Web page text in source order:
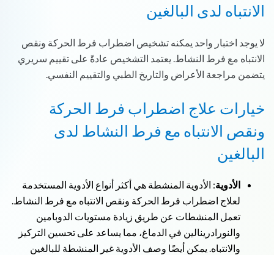
الانتباه لدى البالغين
لا يوجد اختبار واحد يمكنه تشخيص اضطراب فرط الحركة ونقص
الانتباه مع فرط النشاط. يعتمد التشخيص عادةً على تقييم سريري
يتضمن مراجعة الأعراض والتاريخ الطبي والتقييم النفسي.
خيارات علاج اضطراب فرط الحركة
ونقص الانتباه مع فرط النشاط لدى
البالغين
الأدوية: الأدوية المنشطة هي أكثر أنواع الأدوية المستخدمة
لعلاج اضطراب فرط الحركة ونقص الانتباه مع فرط النشاط.
تعمل المنشطات عن طريق زيادة مستويات الدوبامين
والنورادرينالين في الدماغ، مما يساعد على تحسين التركيز
والانتباه. يمكن أيضًا وصف الأدوية غير المنشطة للبالغين